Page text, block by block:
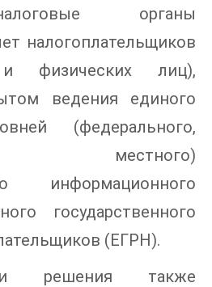
органы
налогоплательщиков
и физических лиц),
ведения единого
(федерального,
местного)
информационного
государственного
(ЕГРН).
решения также